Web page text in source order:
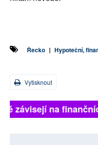
Řecko | Hypoteční,
Vytisknout
závisejí na